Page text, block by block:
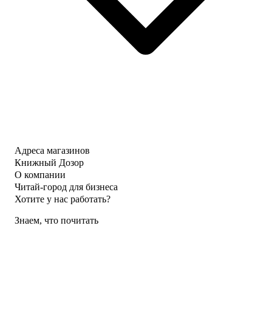
Адреса магазинов
Книжный Дозор
О компании
Читай-город для бизнеса
Хотите у нас работать?
Знаем, что почитать